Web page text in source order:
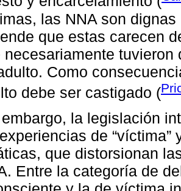
las NNA son
que estas carecen
necesariamente
Como
debe ser castigado (
la legislación
de “víctima”
que distorsionan
Entre la categoría de